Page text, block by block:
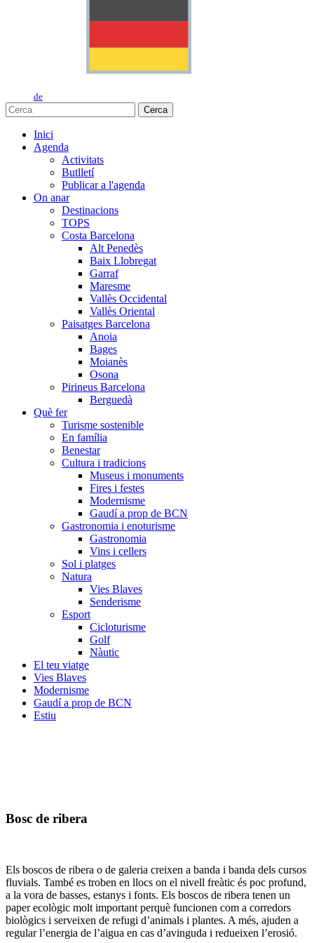
de
Cerca
Inici
Agenda
Activitats
Butlletí
Publicar a l'agenda
On anar
Destinacions
TOPS
Costa Barcelona
Alt Penedès
Baix Llobregat
Garraf
Maresme
Vallès Occidental
Vallès Oriental
Paisatges Barcelona
Anoia
Bages
Moianès
Osona
Pirineus Barcelona
Berguedà
Què fer
Turisme sostenible
En família
Benestar
Cultura i tradicions
Museus i monuments
Fires i festes
Modernisme
Gaudí a prop de BCN
Gastronomia i enoturisme
Gastronomia
Vins i cellers
Sol i platges
Natura
Vies Blaves
Senderisme
Esport
Cicloturisme
Golf
Nàutic
El teu viatge
Vies Blaves
Modernisme
Gaudí a prop de BCN
Estiu
Bosc de ribera
Els boscos de ribera o de galeria creixen a banda i banda dels cursos
fluvials. També es troben en llocs on el nivell freàtic és poc profund,
a la vora de basses, estanys i fonts. Els boscos de ribera tenen un
paper ecològic molt important perquè funcionen com a corredors
biològics i serveixen de refugi d’animals i plantes. A més, ajuden a
regular l’energia de l’aigua en cas d’avinguda i redueixen l’erosió.